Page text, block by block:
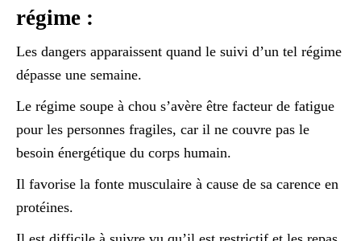
régime :
Les dangers apparaissent quand le suivi d’un tel régime
dépasse une semaine.
Le régime soupe à chou s’avère être facteur de fatigue
pour les personnes fragiles, car il ne couvre pas le
besoin énergétique du corps humain.
Il favorise la fonte musculaire à cause de sa carence en
protéines.